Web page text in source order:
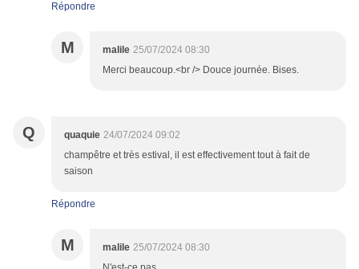
Répondre
M malile 25/07/2024 08:30
Merci beaucoup.<br /> Douce journée. Bises.
Q quaquie 24/07/2024 09:02
champêtre et très estival, il est effectivement tout à fait de
saison
Répondre
M malile 25/07/2024 08:30